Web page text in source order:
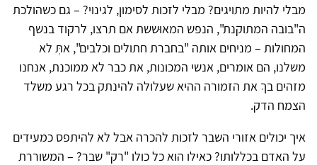
מבלי להיות מתויגים? מבלי לזכות לסימון, לגינוי? – גם כשהולכת
ה"בובה המתוקנת", הנפש המאוּששת אם תרצו, לרקוד בנשף
המחולות – מניחים אותה "בחברת חתולים וכלבים", אתְּ לא
משלנו, הם אומרים, אנשי המכונות, את כבר לא ממוכנת, אנחנו
מזהים בךְ את הזמורה ההיא שעלולה להינתק בכל רגע משלד
הצמח הדק.
איך יכולים אזורי השבר לזכות להכרה אבל לא להיתפס כמעידים
על האדם בכללותו? כאילו הוא כל כולו "רק" שבר? – המשוררת